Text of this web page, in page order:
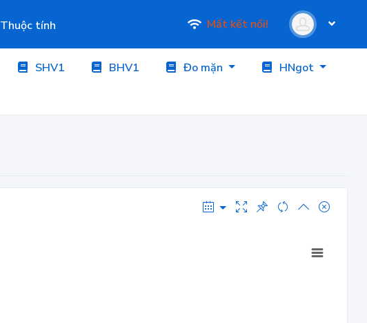
Thuộc tính Mất kết nối!
SHV1 BHV1 Đo mặn
HNgot